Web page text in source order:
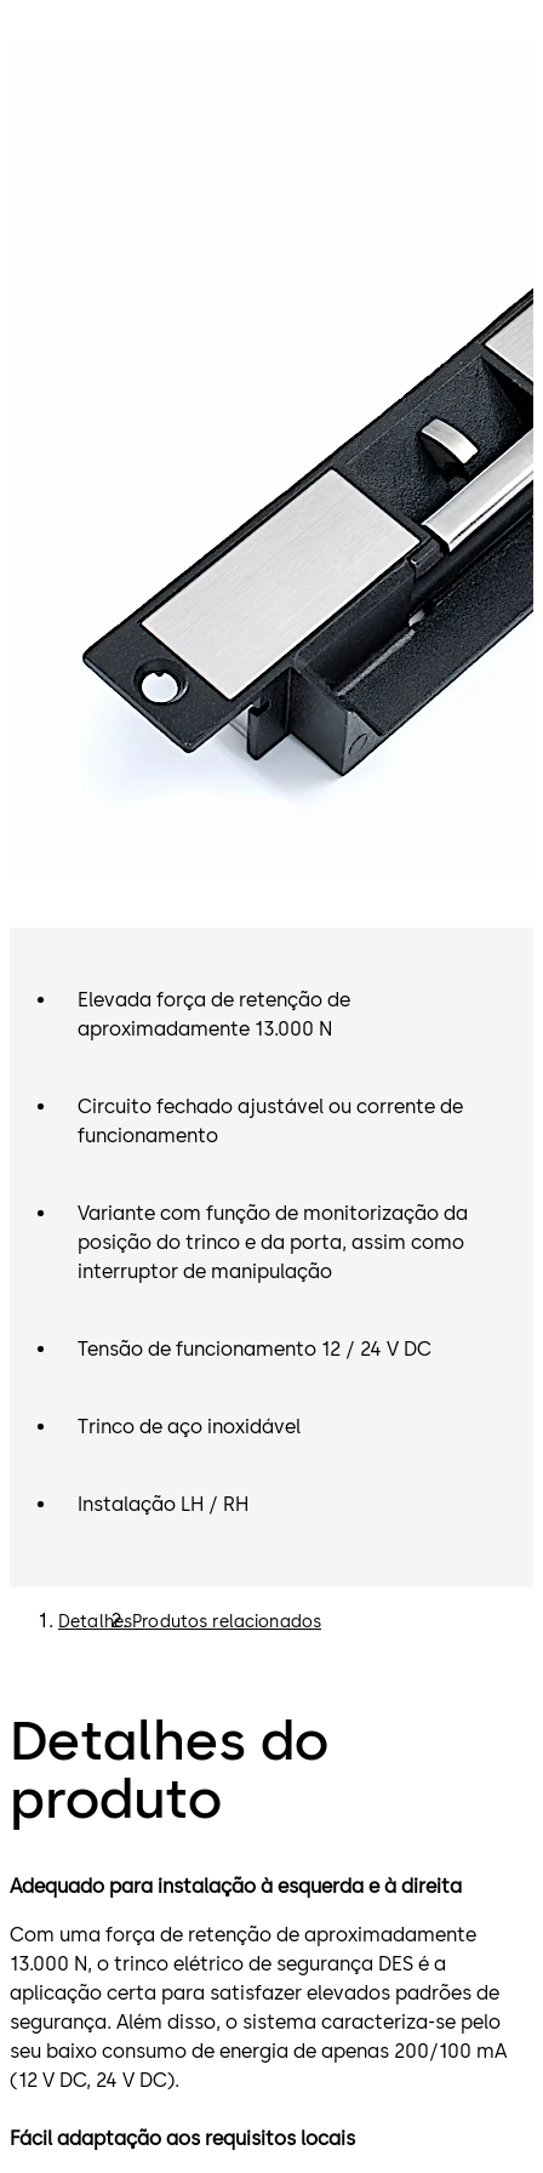
Elevada força de retenção de
aproximadamente 13.000 N
Circuito fechado ajustável ou corrente de
funcionamento
Variante com função de monitorização da
posição do trinco e da porta, assim como
interruptor de manipulação
Tensão de funcionamento 12 / 24 V DC
Trinco de aço inoxidável
Instalação LH / RH
DetalhesProdutos relacionados
Detalhes do
produto
Adequado para instalação à esquerda e à direita
Com uma força de retenção de aproximadamente
13.000 N, o trinco elétrico de segurança DES é a
aplicação certa para satisfazer elevados padrões de
segurança. Além disso, o sistema caracteriza-se pelo
seu baixo consumo de energia de apenas 200/100 mA
(12 V DC, 24 V DC).
Fácil adaptação aos requisitos locais